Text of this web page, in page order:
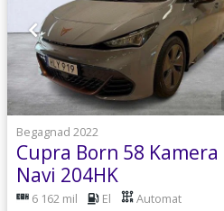
1
Begagnad 2022
Cupra Born 58 Kamera
Navi 204HK
6 162 mil El Automat